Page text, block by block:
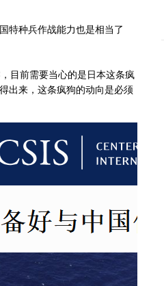
特种兵作战能力也是相当了
目前需要当心的是日本这条疯
出来，这条疯狗的动向是必须